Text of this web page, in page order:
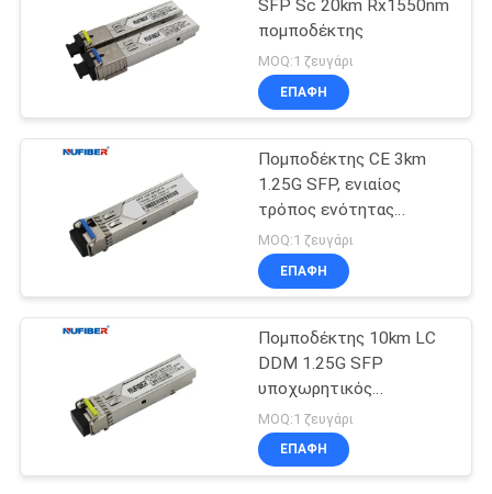
SFP Sc 20km Rx1550nm
πομποδέκτης
MOQ:1 ζευγάρι
ΕΠΑΦΉ
Πομποδέκτης CE 3km
1.25G SFP, ενιαίος
τρόπος ενότητας
1310nm LC SFP
MOQ:1 ζευγάρι
ΕΠΑΦΉ
Πομποδέκτης 10km LC
DDM 1.25G SFP
υποχωρητικός
αμόλυβδος 1310nm
1550nm RoHS
MOQ:1 ζευγάρι
ΕΠΑΦΉ